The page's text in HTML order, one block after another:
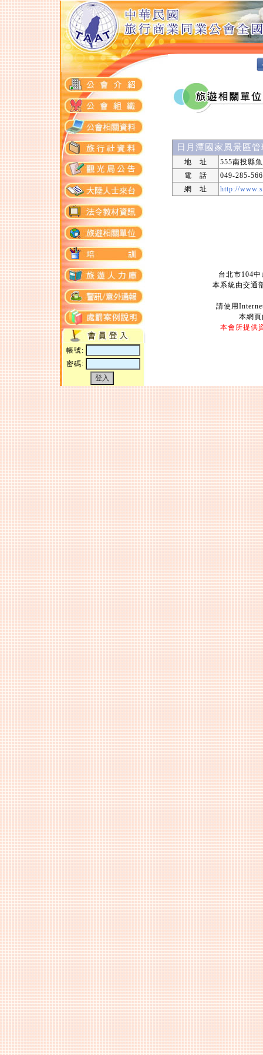
帳號:
密碼:
日月潭國家風景區
地 址
555南投縣
電 話
049-285-
網 址
http://
台北市104
本系統由交通
請使用
本網
本會所提供